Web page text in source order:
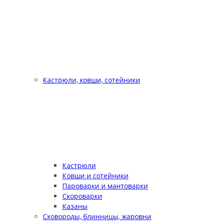
Кастрюли, ковши, сотейники
Кастрюли
Ковши и сотейники
Пароварки и мантоварки
Скороварки
Казаны
Сковороды, блинницы, жаровни